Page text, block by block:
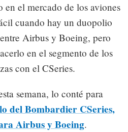
en el mercado de los aviones
cuando hay un duopolio
Airbus y Boeing, pero
en el segmento de los
con el CSeries.
semana, lo conté para
del Bombardier CSeries,
Airbus y Boeing.